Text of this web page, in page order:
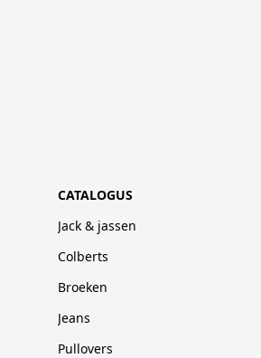
CATALOGUS
Jack & jassen
Colberts
Broeken
Jeans
Pullovers